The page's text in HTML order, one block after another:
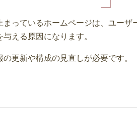
まっているホームページは、ユーザ
与える原因になります。
の更新や構成の見直しが必要です。